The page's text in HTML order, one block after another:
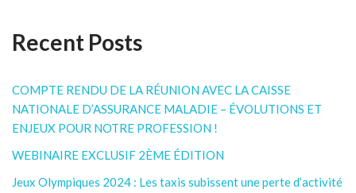
Recent Posts
COMPTE RENDU DE LA RÉUNION AVEC LA CAISSE
NATIONALE D’ASSURANCE MALADIE – ÉVOLUTIONS ET
ENJEUX POUR NOTRE PROFESSION !
WEBINAIRE EXCLUSIF 2ÈME ÉDITION
Jeux Olympiques 2024 : Les taxis subissent une perte d’activité